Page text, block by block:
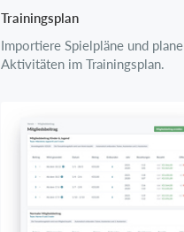
Trainingsplan
Importiere Spielpläne und plane
Aktivitäten im Trainingsplan.